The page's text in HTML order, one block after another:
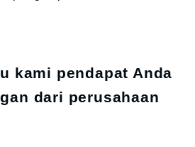
kami pendapat Anda
dari perusahaan